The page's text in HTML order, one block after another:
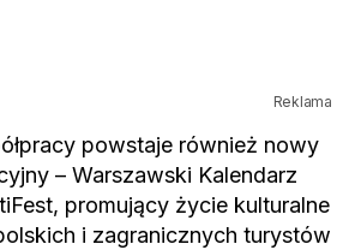
Reklama
powstaje również nowy
– Warszawski Kalendarz
promujący życie kulturalne
i zagranicznych turystów